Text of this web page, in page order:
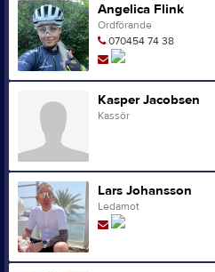
Angelica Flink
Ordförande
070454 74 38
Kasper Jacobsen
Kassör
Lars Johansson
Ledamot